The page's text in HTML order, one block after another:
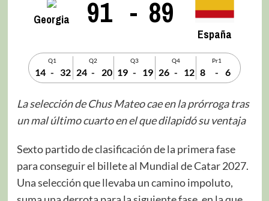
Georgia 91 - 89
España
Q1
14 - 32
Q2
24 - 20
Q3
19 - 19
Q4
26 - 12
Pr1
8 - 6
La selección de Chus Mateo cae en la prórroga tras
un mal último cuarto en el que dilapidó su ventaja
Sexto partido de clasificación de la primera fase
para conseguir el billete al Mundial de Catar 2027.
Una selección que llevaba un camino impoluto,